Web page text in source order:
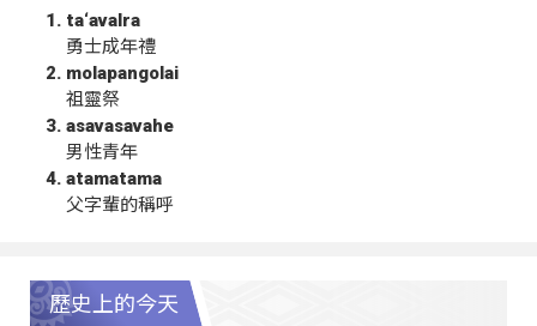
ta‘avalra
勇士成年禮
molapangolai
祖靈祭
asavasavahe
男性青年
atamatama
父字輩的稱呼
歷史上的今天